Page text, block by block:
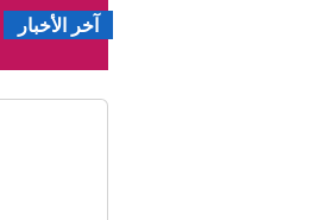
آخر الأخبار